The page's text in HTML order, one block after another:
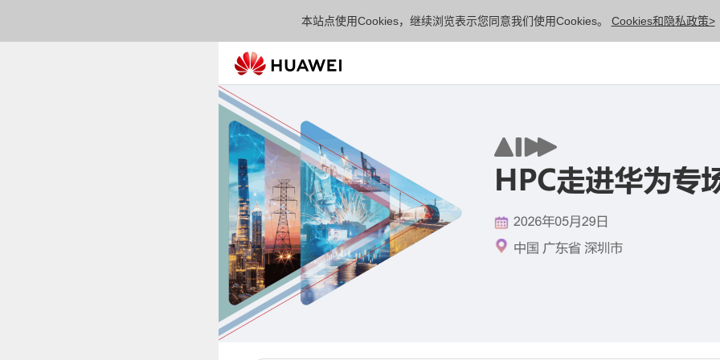
本站点使用Cookies，继续浏览表示您同意我们使用Cookies。 Cookies和隐私政策>